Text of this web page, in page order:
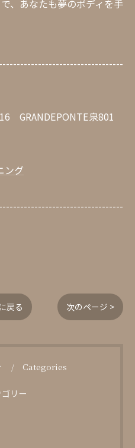
、あなたも夢のボディを手
GRANDEPONTE泉801
ング
戻る 次のページ >
Categories
リー